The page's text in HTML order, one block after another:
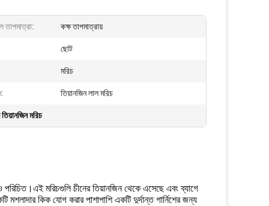
তাপমাত্রা: কক্ষ তাপমাত্রায়
ছোট
মরিচ
তিয়ানজিন লাল মরিচ
মরিচ
মরিচগুলি চীনের তিয়ানজিন থেকে এসেছে এবং ব্যাগে
কিক যোগ করার পাশাপাশি একটি দুর্দান্ত গার্নিশের জন্য